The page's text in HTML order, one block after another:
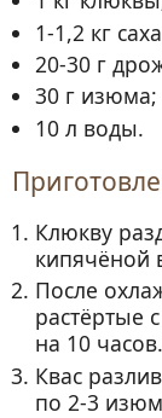
1-1,2 кг
20-30 г
30 г изюма;
10 л воды.
Клюкву
кипячёной
После
растёртые
на 10 часов.
Квас
по 2-3